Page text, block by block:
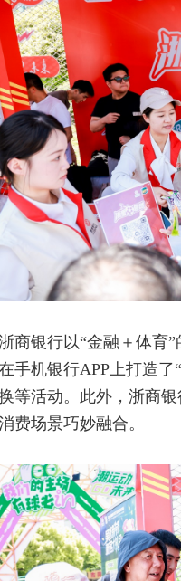
商银行以“金融＋体育
手机银行APP上打造
等活动。此外，浙商
费场景巧妙融合。